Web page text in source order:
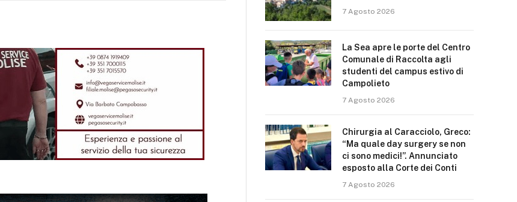
7 Agosto 2026
La Sea apre le porte del Centro
Comunale di Raccolta agli
studenti del campus estivo di
Campolieto
7 Agosto 2026
Chirurgia al Caracciolo, Greco:
“Ma quale day surgery se non
ci sono medici!”. Annunciato
esposto alla Corte dei Conti
7 Agosto 2026